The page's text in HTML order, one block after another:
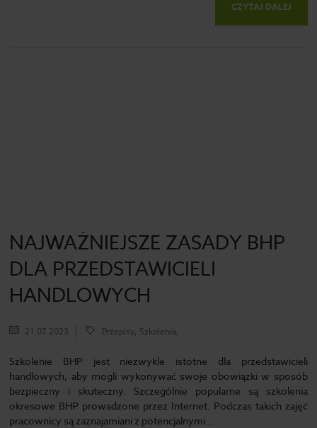
CZYTAJ DALEJ
NAJWAŻNIEJSZE ZASADY BHP
DLA PRZEDSTAWICIELI
HANDLOWYCH
21.07.2023 Przepisy, Szkolenia,
Szkolenie BHP jest niezwykle istotne dla przedstawicieli
handlowych, aby mogli wykonywać swoje obowiązki w sposób
bezpieczny i skuteczny. Szczególnie popularne są szkolenia
okresowe BHP prowadzone przez Internet. Podczas takich zajęć
pracownicy są zaznajamiani z potencjalnymi…